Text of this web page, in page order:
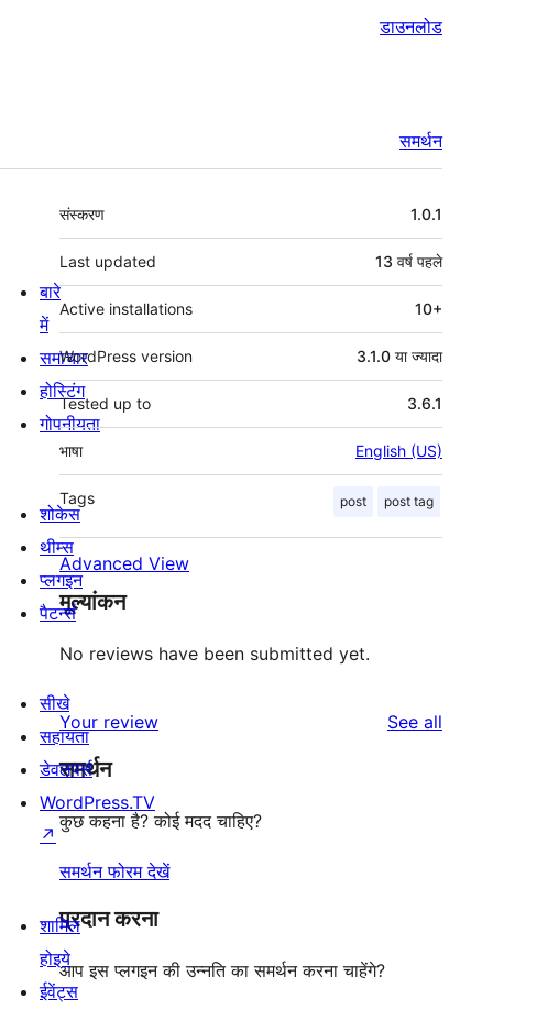
डाउनलोड
समर्थन
मेटा
संस्करण 1.0.1
Last updated 13 वर्ष पहले
Active installations 10+
WordPress version 3.1.0 या ज्यादा
Tested up to 3.6.1
भाषा English (US)
Tags post post tag
Advanced View
मूल्यांकन
No reviews have been submitted yet.
Your review See all
समर्थन
कुछ कहना है? कोई मदद चाहिए?
समर्थन फोरम देखें
प्रदान करना
आप इस प्लगइन की उन्नति का समर्थन करना चाहेंगे?
बारे
में
समाचार
होस्टिंग
गोपनीयता
शोकेस
थीम्स
प्लगइन
पैटर्न्स
सीखे
सहायता
डेवलपर्स
WordPress.TV
↗
शामिल
होइये
ईवेंट्स